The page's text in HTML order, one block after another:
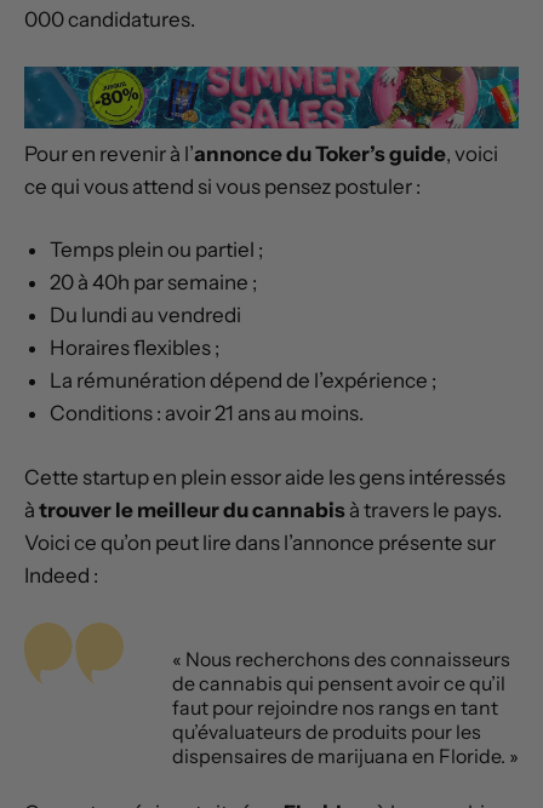
000 candidatures.
Pour en revenir à l’annonce du Toker’s guide, voici
ce qui vous attend si vous pensez postuler :
Temps plein ou partiel ;
20 à 40h par semaine ;
Du lundi au vendredi
Horaires flexibles ;
La rémunération dépend de l’expérience ;
Conditions : avoir 21 ans au moins.
Cette startup en plein essor aide les gens intéressés
à trouver le meilleur du cannabis à travers le pays.
Voici ce qu’on peut lire dans l’annonce présente sur
Indeed :
« Nous recherchons des connaisseurs
de cannabis qui pensent avoir ce qu’il
faut pour rejoindre nos rangs en tant
qu’évaluateurs de produits pour les
dispensaires de marijuana en Floride. »